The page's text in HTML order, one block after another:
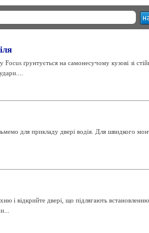
ґрунтується на самонесучому кузові зі
для прикладу двері водія. Для швидкого
і відкрийте двері, що підлягають